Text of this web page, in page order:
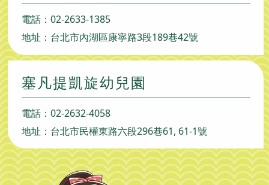
電話： 02-2633-1385
地址：台北市內湖區康寧路3段189巷42號
塞凡提凱旋幼兒園
電話： 02-2632-4058
地址：台北市民權東路六段296巷61, 61-1號